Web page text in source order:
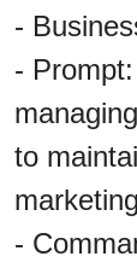
-
-
to
-